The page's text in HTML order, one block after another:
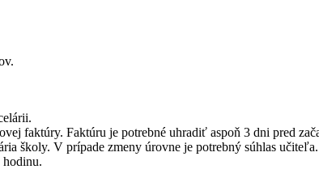
faktúry. Faktúru je potrebné uhradiť aspoň 3 dni pred
školy. V prípade zmeny úrovne je potrebný súhlas učiteľa.
hodinu.